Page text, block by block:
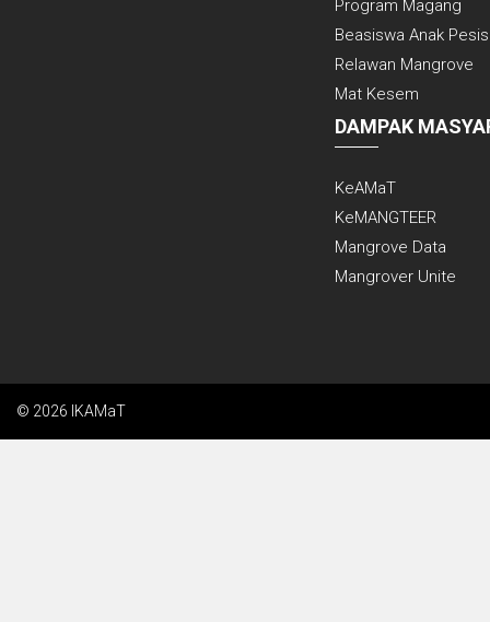
Program Magang
Beasiswa Anak
Relawan Mangrove
Mat Kesem
DAMPAK
KeAMaT
KeMANGTEER
Mangrove Data
Mangrover Unite
© 2026 IKAMaT